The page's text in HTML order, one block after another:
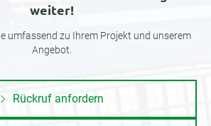
weiter!
umfassend zu Ihrem Projekt und unserem
Angebot.
Rückruf anfordern